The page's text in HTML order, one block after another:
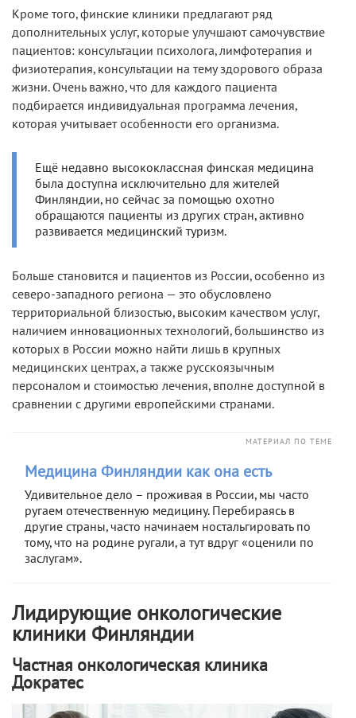
Кроме того, финские клиники предлагают ряд
дополнительных услуг, которые улучшают самочувствие
пациентов: консультации психолога, лимфотерапия и
физиотерапия, консультации на тему здорового образа
жизни. Очень важно, что для каждого пациента
подбирается индивидуальная программа лечения,
которая учитывает особенности его организма.
Ещё недавно высококлассная финская медицина
была доступна исключительно для жителей
Финляндии, но сейчас за помощью охотно
обращаются пациенты из других стран, активно
развивается медицинский туризм.
Больше становится и пациентов из России, особенно из
северо-западного региона — это обусловлено
территориальной близостью, высоким качеством услуг,
наличием инновационных технологий, большинство из
которых в России можно найти лишь в крупных
медицинских центрах, а также русскоязычным
персоналом и стоимостью лечения, вполне доступной в
сравнении с другими европейскими странами.
МАТЕРИАЛ ПО ТЕМЕ
Медицина Финляндии как она есть
Удивительное дело – проживая в России, мы часто
ругаем отечественную медицину. Перебираясь в
другие страны, часто начинаем ностальгировать по
тому, что на родине ругали, а тут вдруг «оценили по
заслугам».
Лидирующие онкологические
клиники Финляндии
Частная онкологическая клиника
Дократес